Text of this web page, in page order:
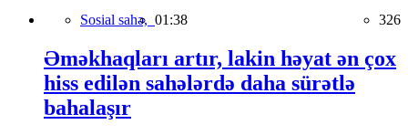
Sosial sahə, 01:38 326
Əməkhaqları artır, lakin həyat ən çox
hiss edilən sahələrdə daha sürətlə
bahalaşır